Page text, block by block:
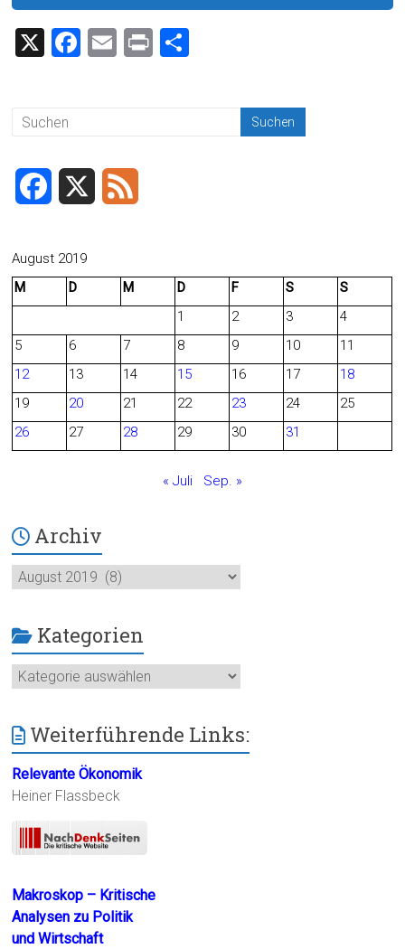
X
F
ok
E
Pr
c
b
o
August 2019
M
D M D F S
S
1
2 3
4
5
6 7 8 9 10
11
12
13 14 15 16 17
18
19
20 21 22 23 24
25
26
27 28 29 30 31
« Juli Sep. »
Archiv
Archiv
Kategorien
Kategorien
Weiterführende Links:
Relevante Ökonomik
Heiner Flassbeck
Makroskop – Kritische
Analysen zu Politik
und Wirtschaft